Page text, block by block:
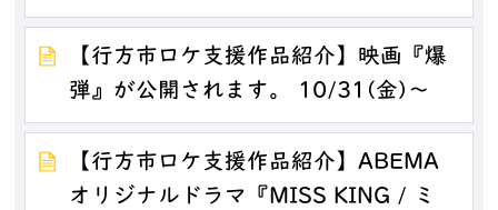
【行方市ロケ支援作品紹介】映画『爆
弾』が公開されます。 10/31(金)～
【行方市ロケ支援作品紹介】ABEMA
オリジナルドラマ『MISS KING / ミ